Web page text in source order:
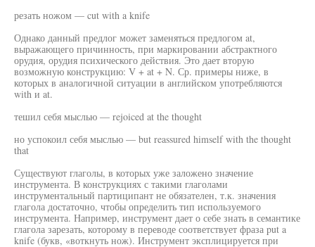
резать ножом — cut with a knife
Однако данный предлог может заменяться предлогом at,
выражающего причинность, при маркировании абстрактного
орудия, орудия психического действия. Это дает вторую
возможную конструкцию: V + at + N. Ср. примеры ниже, в
которых в аналогичной ситуации в английском употребляются
with и at.
тешил себя мыслью — rejoiced at the thought
но успокоил себя мыслью — but reassured himself with the thought
that
Существуют глаголы, в которых уже заложено значение
инструмента. В конструкциях с такими глаголами
инструментальный партиципант не обязателен, т.к. значения
глагола достаточно, чтобы определить тип используемого
инструмента. Например, инструмент дает о себе знать в семантике
глагола зарезать, которому в переводе соответствует фраза put a
knife (букв, «воткнуть нож). Инструмент эксплицируется при